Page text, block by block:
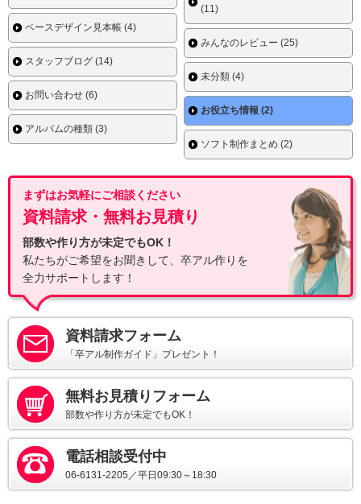
(11)
ベースデザイン見本帳 (4)
みんなのレビュー (25)
スタッフブログ (14)
未分類 (4)
お問い合わせ (6)
お役立ち情報 (2)
アルバムの種類 (3)
ソフト制作まとめ (2)
まずはお気軽にご相談ください
資料請求・無料お見積り
部数や作り方が未定でもOK！
私たちがご希望をお聞きして、卒アル作りを
全力サポートします！
資料請求フォーム
「卒アル制作ガイド」プレゼント！
無料お見積りフォーム
部数や作り方が未定でもOK！
電話相談受付中
06-6131-2205／平日09:30～18:30